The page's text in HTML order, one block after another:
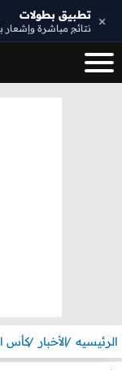
× تطبيق بطولات
نتائج مباشرة
الرئيسيه الأخبار كأس